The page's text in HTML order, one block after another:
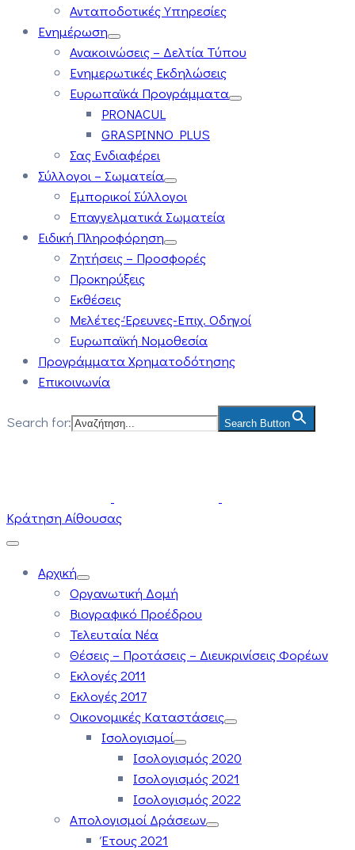
Ανταποδοτικές Υπηρεσίες
Ενημέρωση
Ανακοινώσεις – Δελτία Τύπου
Ενημερωτικές Εκδηλώσεις
Ευρωπαϊκά Προγράμματα
PRONACUL
GRASPINNO PLUS
Σας Ενδιαφέρει
Σύλλογοι – Σωματεία
Εμπορικοί Σύλλογοι
Επαγγελματικά Σωματεία
Ειδική Πληροφόρηση
Ζητήσεις – Προσφορές
Προκηρύξεις
Εκθέσεις
Μελέτες-Έρευνες-Επιχ. Οδηγοί
Ευρωπαϊκή Νομοθεσία
Προγράμματα Χρηματοδότησης
Επικοινωνία
Search for: Search Button
Κράτηση Αίθουσας
Αρχική
Οργανωτική Δομή
Βιογραφικό Προέδρου
Τελευταία Νέα
Θέσεις – Προτάσεις – Διευκρινίσεις Φορέων
Εκλογές 2011
Εκλογές 2017
Οικονομικές Καταστάσεις
Ισολογισμοί
Ισολογισμός 2020
Ισολογισμός 2021
Ισολογισμός 2022
Απολογισμοί Δράσεων
Έτους 2021